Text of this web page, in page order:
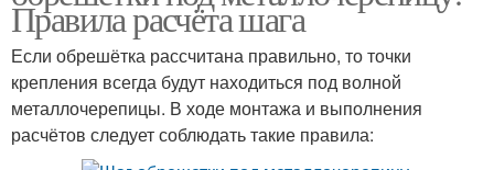
Правила расчёта шага
Если обрешётка рассчитана правильно, то точки
крепления всегда будут находиться под волной
металлочерепицы. В ходе монтажа и выполнения
расчётов следует соблюдать такие правила: